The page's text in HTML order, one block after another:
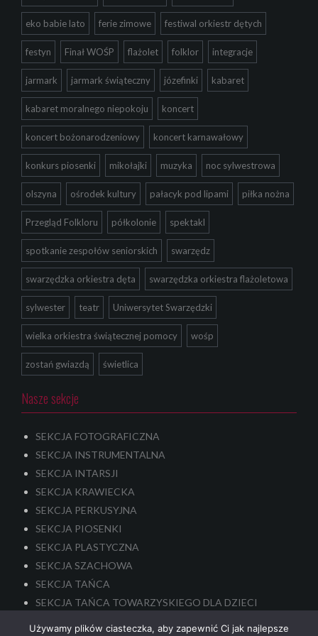
eko babie lato ferie zimowe festiwal orkiestr dętych
festyn Finał WOŚP flażolet folklor integracje
jarmark jarmark świąteczny józefinki kabaret
kabaret moralnego niepokoju koncert
koncert bożonarodzeniowy koncert karnawałowy
konkurs piosenki mikołajki muzyka noc sylwestrowa
olszyna ośrodek kultury pałacyk pod lipami piłka nożna
Przegląd Folkloru półkolonie spektakl
spotkanie zespołów seniorskich swarzędz
swarzędzka orkiestra dęta swarzędzka orkiestra flażoletowa
sylwester teatr Uniwersytet Swarzędzki
wielka orkiestra świątecznej pomocy wośp
zostań gwiazdą świetlica
Nasze sekcje
SEKCJA FOTOGRAFICZNA
SEKCJA INSTRUMENTALNA
SEKCJA INTARSJI
SEKCJA KRAWIECKA
SEKCJA PERKUSYJNA
SEKCJA PIOSENKI
SEKCJA PLASTYCZNA
SEKCJA SZACHOWA
SEKCJA TAŃCA
SEKCJA TAŃCA TOWARZYSKIEGO DLA DZIECI
Używamy plików ciasteczka, aby zapewnić Ci jak najlepsze